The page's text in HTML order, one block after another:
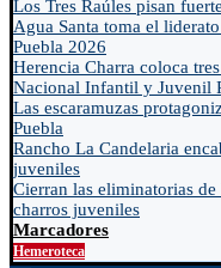
Los Tres Raúles pisan
Agua Santa toma el
Puebla 2026
Herencia Charra coloca
Nacional Infantil y Juvenil
Las escaramuzas
Puebla
Rancho La Candelaria
juveniles
Cierran las eliminatorias
charros juveniles
Marcadores
Hemeroteca